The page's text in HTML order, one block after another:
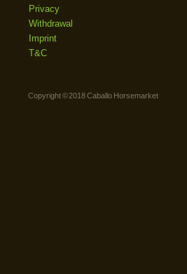
Privacy
Withdrawal
Imprint
T&C
Copyright © 2018 Caballo Horsemarket